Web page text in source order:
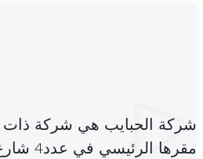
شركة الحبايب هي شركة ذات
مقرها الرئيسي في عدد4 شارع الجمهورية حمام الانف (